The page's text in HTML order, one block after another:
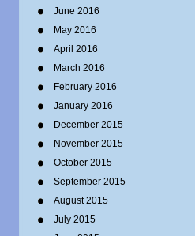
June 2016
May 2016
April 2016
March 2016
February 2016
January 2016
December 2015
November 2015
October 2015
September 2015
August 2015
July 2015